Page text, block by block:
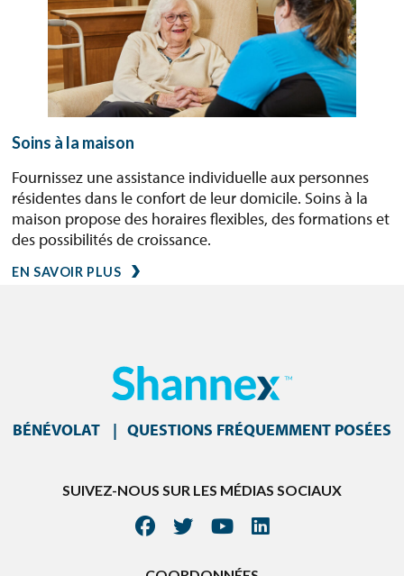
Soins à la maison
Fournissez une assistance individuelle aux personnes
résidentes dans le confort de leur domicile. Soins à la
maison propose des horaires flexibles, des formations et
des possibilités de croissance.
EN SAVOIR PLUS
BÉNÉVOLAT QUESTIONS FRÉQUEMMENT POSÉES
SUIVEZ-NOUS SUR LES MÉDIAS SOCIAUX